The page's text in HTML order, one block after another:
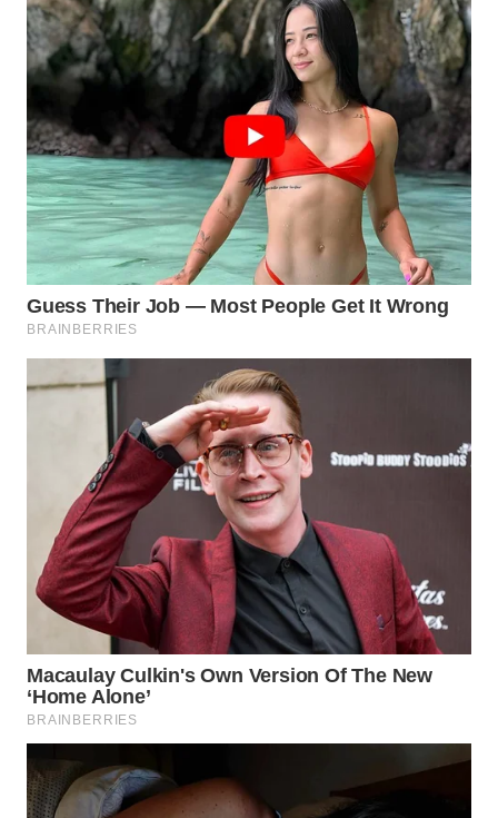
WAHANA
LISTRIK
TRAVEL
WAHANA
TV
ID
WAHANANEWS
CO ID
WAHANANEWS
NET
WAHANA
SPORT
WAHANA
UMKM
WAHANA
SELEB
WAHANA
PERSONA